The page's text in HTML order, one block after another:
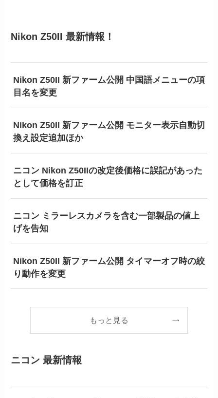
Nikon Z50II 最新情報！
Nikon Z50II 新ファーム公開 中国語メニューの項
目名を変更
Nikon Z50II 新ファーム公開 モニター表示自動切
換え設定追加ほか
ニコン Nikon Z50IIの改定後価格に誤記があった
として価格を訂正
ニコン ミラーレスカメラを含む一部製品の値上
げを告知
Nikon Z50II 新ファーム公開 タイマーオフ時の絞
り動作を変更
もっと見る
ニコン 最新情報